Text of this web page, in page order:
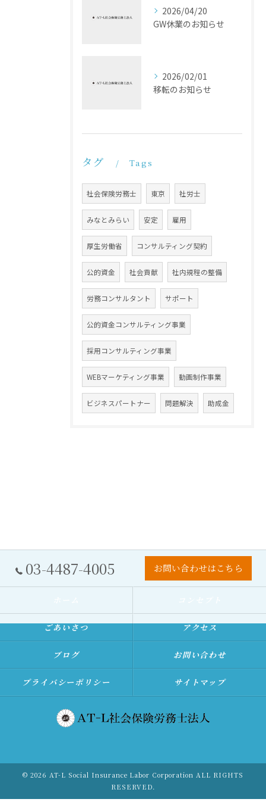
2026/04/20
GW休業のお知らせ
2026/02/01
移転のお知らせ
タグ Tags
社会保険労務士 東京 社労士
みなとみらい 安定 雇用
厚生労働省 コンサルティング契約
公的資金 社会貢献 社内規程の整備
労務コンサルタント サポート
公的資金コンサルティング事業
採用コンサルティング事業
WEBマーケティング事業 動画制作事業
ビジネスパートナー 問題解決 助成金
03-4487-4005 お問い合わせはこちら
ごあいさつ アクセス
ブログ お問い合わせ
プライバシーポリシー サイトマップ
© 2026 AT-L Social Insurance Labor Corporation ALL RIGHTS
RESERVED.